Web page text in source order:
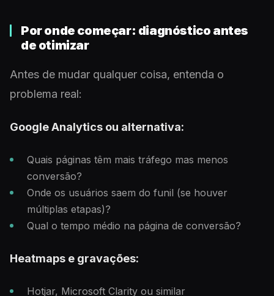
Por onde começar: diagnóstico antes
de otimizar
Antes de mudar qualquer coisa, entenda o
problema real:
Google Analytics ou alternativa:
Quais páginas têm mais tráfego mas menos
conversão?
Onde os usuários saem do funil (se houver
múltiplas etapas)?
Qual o tempo médio na página de conversão?
Heatmaps e gravações:
Hotjar, Microsoft Clarity ou similar